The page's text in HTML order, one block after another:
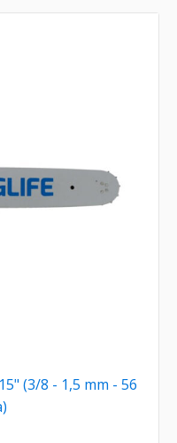
(3/8 - 1,5 mm - 56